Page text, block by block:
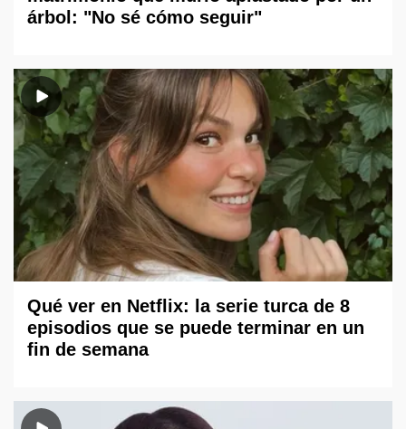
árbol: "No sé cómo seguir"
Qué ver en Netflix: la serie turca de 8
episodios que se puede terminar en un
fin de semana